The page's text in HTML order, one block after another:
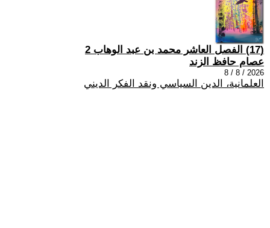
(17) الفصل العاشر محمد بن عبد الوهاب 2
عصام حافظ الزند
2026 / 8 / 8
العلمانية، الدين السياسي ونقد الفكر الديني